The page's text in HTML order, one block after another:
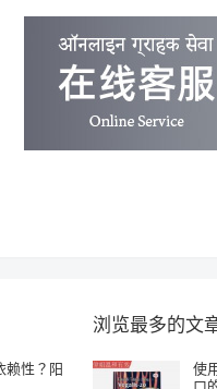
赖性？阳
浏览最多的文
使